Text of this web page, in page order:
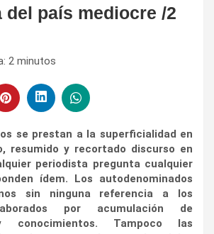
del país mediocre /2
2 minutos
se prestan a la superficialidad en
resumido y recortado discurso en
periodista pregunta cualquier
ídem. Los autodenominados
sin ninguna referencia a los
por acumulación de
conocimientos. Tampoco las